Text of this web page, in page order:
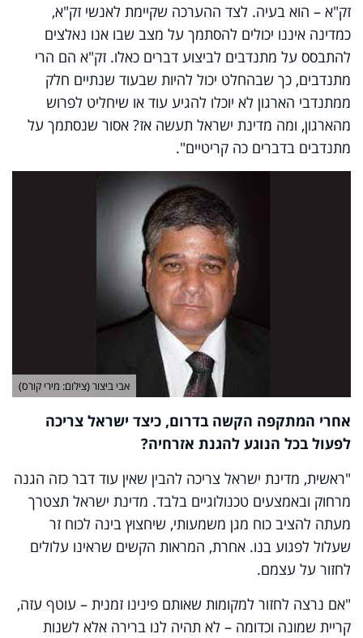
זק"א – הוא בעיה. לצד ההערכה שקיימת לאנשי זק"א,
כמדינה איננו יכולים להסתמך על מצב שבו אנו נאלצים
להתבסס על מתנדבים לביצוע דברים כאלו. זק"א הם הרי
מתנדבים, כך שבהחלט יכול להיות שבעוד שנתיים חלק
ממתנדבי הארגון לא יוכלו להגיע עוד או שיחליט לפרוש
מהארגון, ומה מדינת ישראל תעשה אז? אסור שנסתמך על
מתנדבים בדברים כה קריטיים".
אבי ביצור (צילום: מירי קורס)
אחרי המתקפה הקשה בדרום, כיצד ישראל צריכה
לפעול בכל הנוגע להגנת אזרחיה?
"ראשית, מדינת ישראל צריכה להבין שאין עוד דבר כזה הגנה
מרחוק ובאמצעים טכנולוגיים בלבד. מדינת ישראל תצטרך
מעתה להציב כוח מגן משמעותי, שיחצוץ בינה לכוח זר
שעלול לפגוע בנו. אחרת, המראות הקשים שראינו עלולים
לחזור על עצמם.
"אם נרצה לחזור למקומות שאותם פינינו זמנית – עוטף עזה,
קריית שמונה וכדומה – לא תהיה לנו ברירה אלא לשנות